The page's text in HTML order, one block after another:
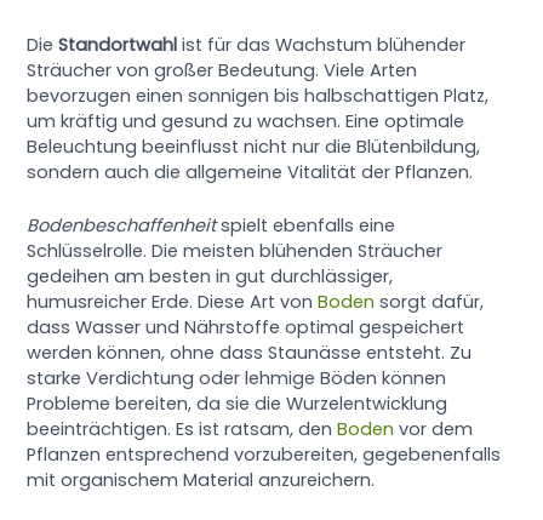
DieStandortwahl ist für das Wachstum blühender
Sträucher von großer Bedeutung. Viele Arten
bevorzugen einen sonnigen bis halbschattigen Platz,
um kräftig und gesund zu wachsen. Eine optimale
Beleuchtung beeinflusst nicht nur die Blütenbildung,
sondern auch die allgemeine Vitalität der Pflanzen.
Bodenbeschaffenheitspielt ebenfalls eine
Schlüsselrolle. Die meisten blühenden Sträucher
gedeihen am besten in gut durchlässiger,
humusreicher Erde. Diese Art vonBoden sorgt dafür,
dass Wasser und Nährstoffe optimal gespeichert
werden können, ohne dass Staunässe entsteht. Zu
starke Verdichtung oder lehmige Böden können
Probleme bereiten, da sie die Wurzelentwicklung
beeinträchtigen. Es ist ratsam, denBoden vor dem
Pflanzen entsprechend vorzubereiten, gegebenenfalls
mit organischem Material anzureichern.